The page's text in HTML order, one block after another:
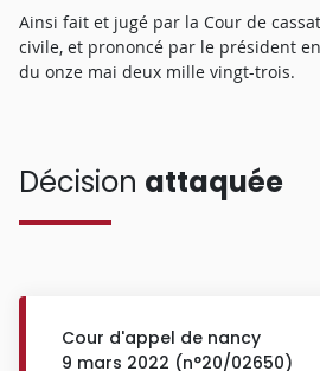
Ainsi fait et jugé par la Cour de
civile, et prononcé par le président
du onze mai deux mille vingt-trois.
Décision attaquée
Cour d'appel de nancy
9 mars 2022 (n°20/02650)